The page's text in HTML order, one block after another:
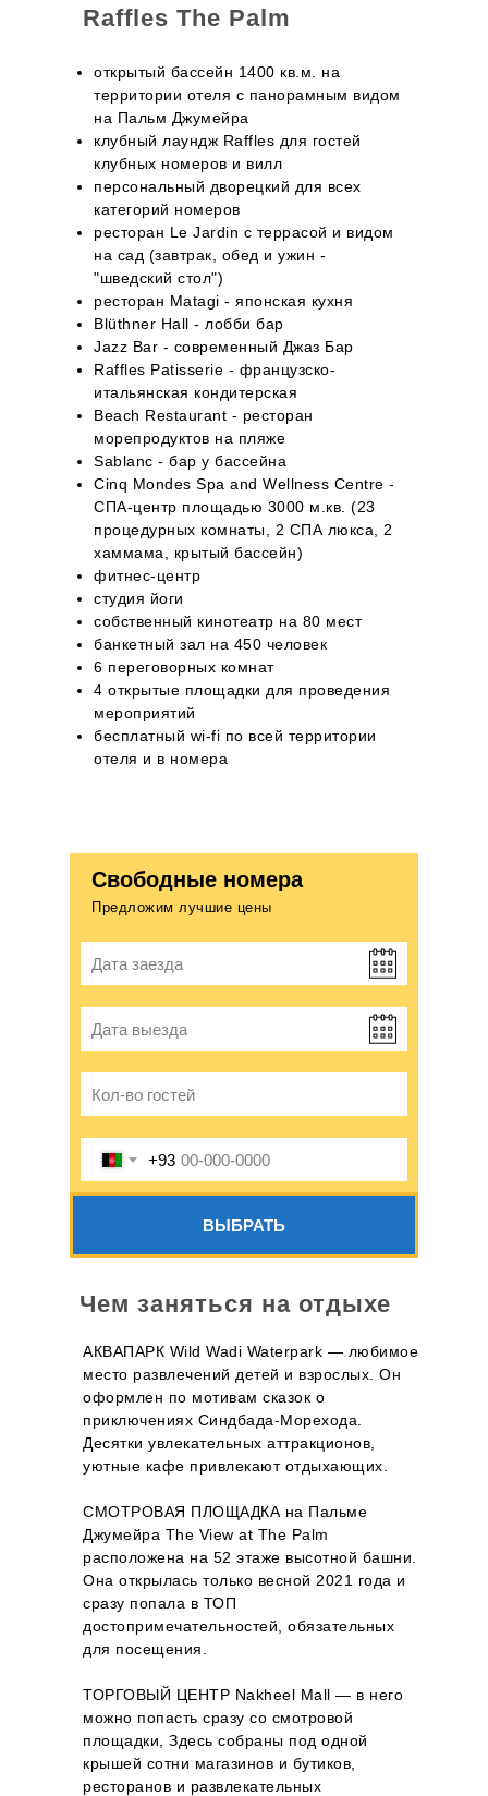
Raffles The Palm
Свободные номера
открытый бассейн 1400 кв.м. на
территории отеля с панорамным видом
на Пальм Джумейра
клубный лаундж Raffles для гостей
клубных номеров и вилл
персональный дворецкий для всех
категорий номеров
ресторан Le Jardin с террасой и видом
на сад (завтрак, обед и ужин -
"шведский стол")
ресторан Matagi - японская кухня
Blüthner Hall - лобби бар
Jazz Bar - современный Джаз Бар
Raffles Patisserie - французско-
итальянская кондитерская
Beach Restaurant - ресторан
морепродуктов на пляже
Sablanc - бар у бассейна
Cinq Mondes Spa and Wellness Centre -
СПА-центр площадью 3000 м.кв. (23
процедурных комнаты, 2 СПА люкса, 2
хаммама, крытый бассейн)
фитнес-центр
студия йоги
собственный кинотеатр на 80 мест
банкетный зал на 450 человек
6 переговорных комнат
4 открытые площадки для проведения
мероприятий
бесплатный wi-fi по всей территории
отеля и в номера
Дата заезда
Дата выезда
Кол-во гостей
+93
ВЫБРАТЬ
Предложим лучшие цены
Чем заняться на отдыхе
АКВАПАРК Wild Wadi Waterpark — любимое
место развлечений детей и взрослых. Он
оформлен по мотивам сказок о
приключениях Синдбада-Морехода.
Десятки увлекательных аттракционов,
уютные кафе привлекают отдыхающих.
СМОТРОВАЯ ПЛОЩАДКА на Пальме
Джумейра The View at The Palm
расположена на 52 этаже высотной башни.
Она открылась только весной 2021 года и
сразу попала в ТОП
достопримечательностей, обязательных
для посещения.
ТОРГОВЫЙ ЦЕНТР Nakheel Mall — в него
можно попасть сразу со смотровой
площадки, Здесь собраны под одной
крышей сотни магазинов и бутиков,
ресторанов и развлекательных